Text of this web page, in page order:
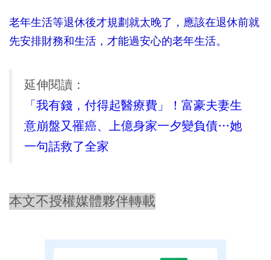
老年生活等退休後才規劃就太晚了，應該在退休前就
先安排財務和生活，才能過安心的老年生活。
延伸閱讀：
「我有錢，付得起醫療費」！富豪夫妻生
意崩盤又罹癌、上億身家一夕變負債…她
一句話救了全家
本文不授權媒體夥伴轉載